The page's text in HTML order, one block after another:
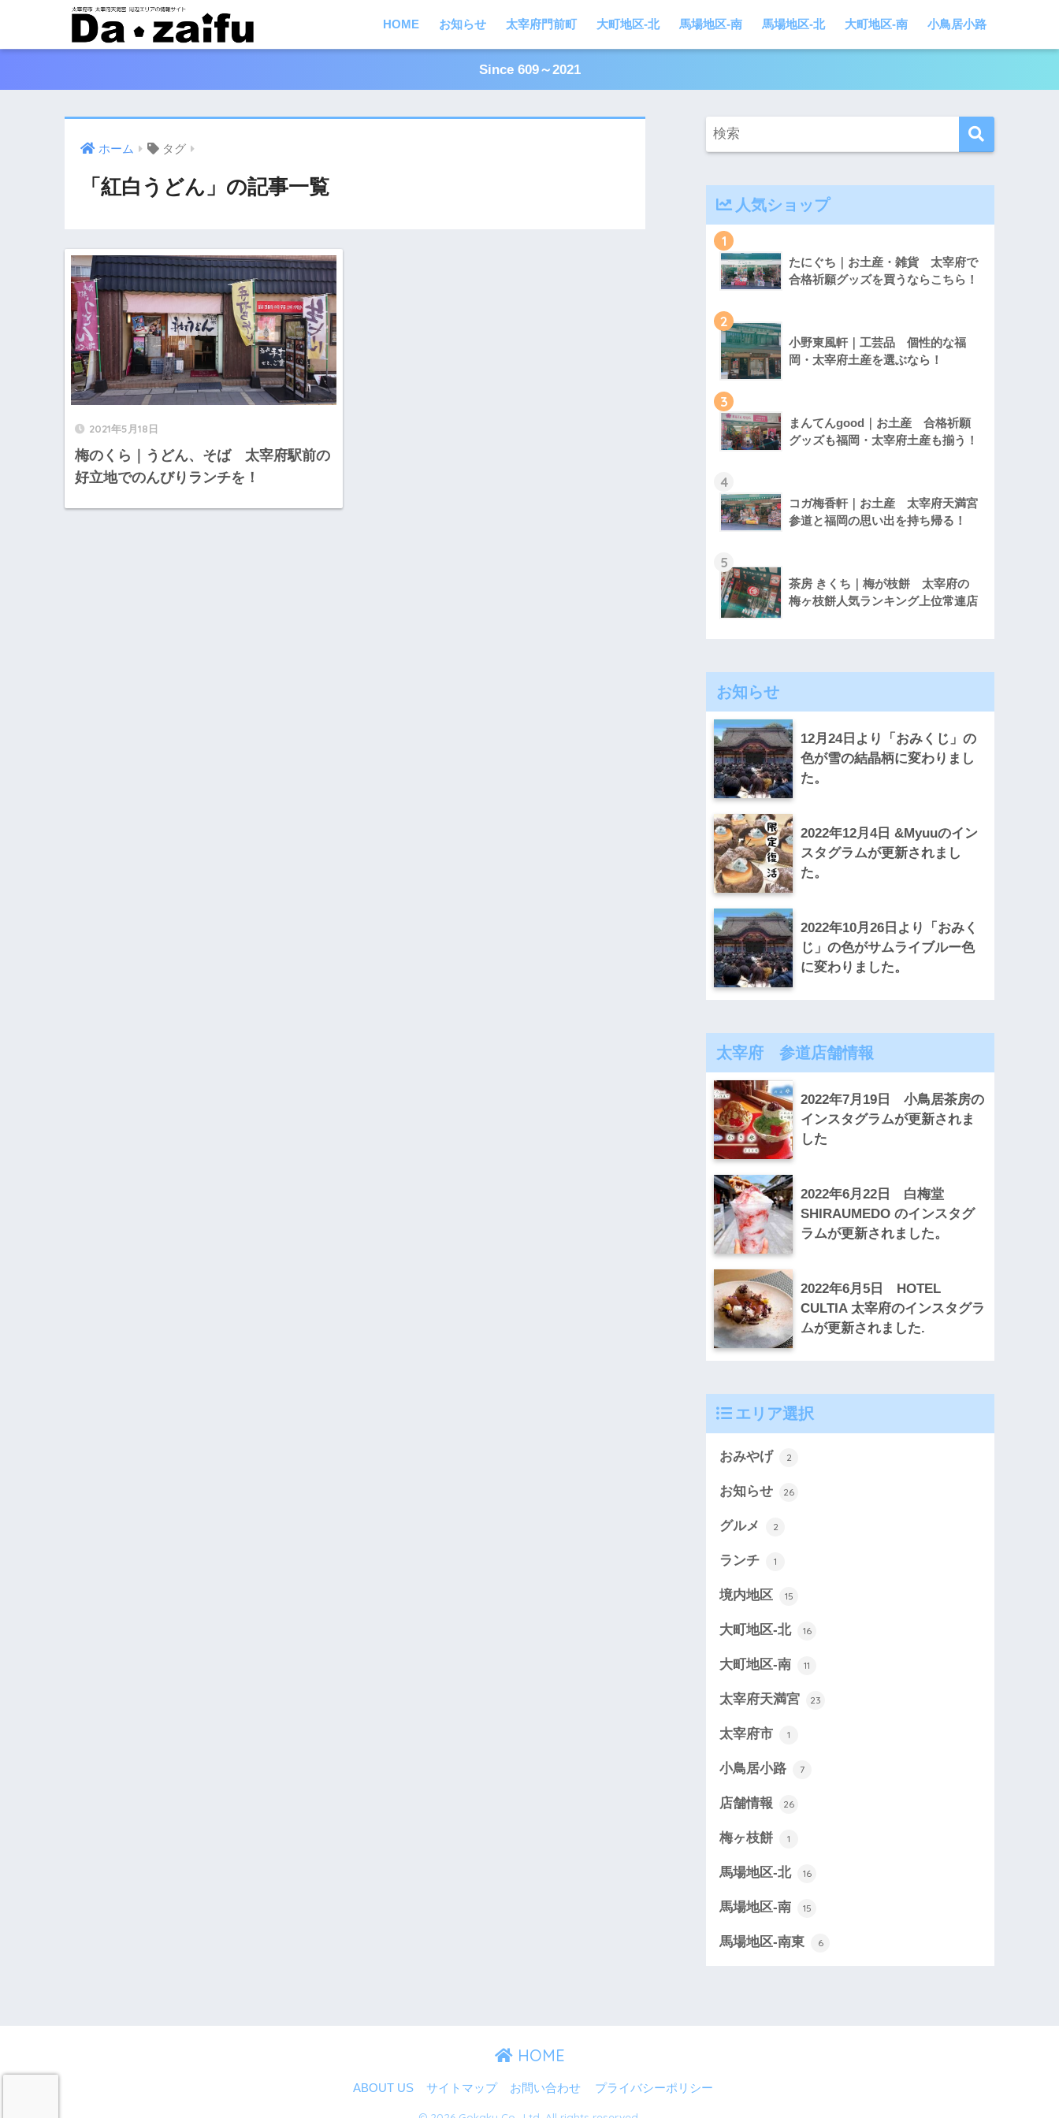
HOME お知らせ 太宰府門前町 大町地区-北 馬場地区-南 馬場地区-北 大町地区-南 小鳥居小路
Since 609～2021
ホーム タグ
「紅白うどん」の記事一覧
2021年5月18日
梅のくら｜うどん、そば 太宰府駅前の
好立地でのんびりランチを！
人気ショップ
1
たにぐち｜お土産・雑貨 太宰府で
合格祈願グッズを買うならこちら！
2
小野東風軒｜工芸品 個性的な福
岡・太宰府土産を選ぶなら！
3
まんてんgood｜お土産 合格祈願
グッズも福岡・太宰府土産も揃う！
4
コガ梅香軒｜お土産 太宰府天満宮
参道と福岡の思い出を持ち帰る！
5
茶房 きくち｜梅が枝餅 太宰府の
梅ヶ枝餅人気ランキング上位常連店
お知らせ
12月24日より「おみくじ」の
色が雪の結晶柄に変わりまし
た。
2022年12月4日 &Myuuのイン
スタグラムが更新されまし
た。
2022年10月26日より「おみく
じ」の色がサムライブルー色
に変わりました。
太宰府 参道店舗情報
2022年7月19日 小鳥居茶房の
インスタグラムが更新されま
した
2022年6月22日 白梅堂
SHIRAUMEDO のインスタグ
ラムが更新されました。
2022年6月5日 HOTEL
CULTIA 太宰府のインスタグラ
ムが更新されました.
エリア選択
おみやげ 2
お知らせ 26
グルメ 2
ランチ 1
境内地区 15
大町地区-北 16
大町地区-南 11
太宰府天満宮 23
太宰府市 1
小鳥居小路 7
店舗情報 26
梅ヶ枝餅 1
馬場地区-北 16
馬場地区-南 15
馬場地区-南東 6
HOME
ABOUT US サイトマップ お問い合わせ プライバシーポリシー